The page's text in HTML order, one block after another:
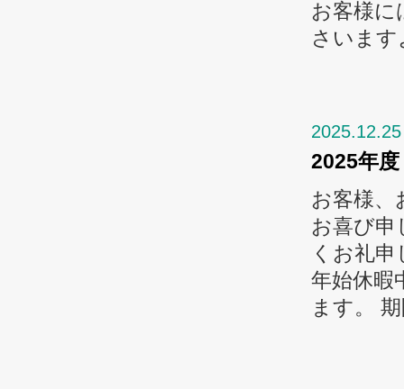
お客様
さいま
2025.12.25
2025年
お客様、
お喜び申
くお礼
年始休暇
ます。